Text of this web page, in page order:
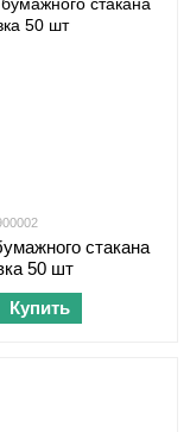
стакана
50 шт
Купить